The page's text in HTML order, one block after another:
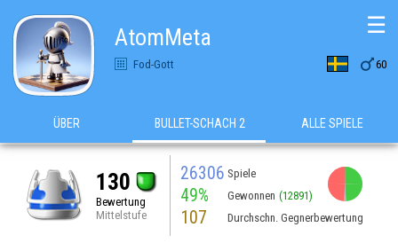
AtomMeta
Fod-Gott 60
☰
ÜBER BULLET-SCHACH 2 ALLE SPIELE
130
Bewertung
Mittelstufe
26306 Spiele
49% Gewonnen (12891)
107 Durchschn. Gegnerbewertung